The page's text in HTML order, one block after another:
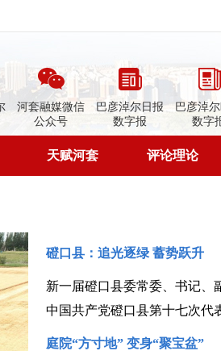
河套融媒微信
公众号
巴彦淖尔日报
数字报
巴彦淖
数字
天赋河套 评论理论
磴口县：追光逐绿 蓄势跃升
新一届磴口县委常委、书记、
庭院“方寸地” 变身“聚宝盆”